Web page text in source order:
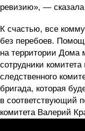
ревизию», — сказала
К счастью, все
без перебоев.
на территории Дома
сотрудники
следственного
бригада, которая
в соответствующий
комитета Валерий